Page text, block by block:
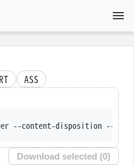
ASS
disposition --trust-server-
Download selected (0)